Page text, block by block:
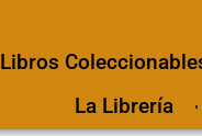
Libros
La Librería